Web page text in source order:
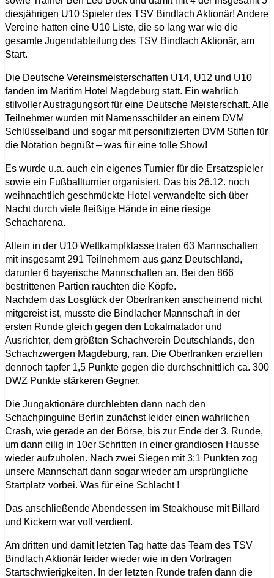
diesjährigen U10 Spieler des TSV Bindlach Aktionär! Andere
Vereine hatten eine U10 Liste, die so lang war wie die
gesamte Jugendabteilung des TSV Bindlach Aktionär, am
Start.
Die Deutsche Vereinsmeisterschaften U14, U12 und U10
fanden im Maritim Hotel Magdeburg statt. Ein wahrlich
stilvoller Austragungsort für eine Deutsche Meisterschaft. Alle
Teilnehmer wurden mit Namensschilder an einem DVM
Schlüsselband und sogar mit personifizierten DVM Stiften für
die Notation begrüßt – was für eine tolle Show!
Es wurde u.a. auch ein eigenes Turnier für die Ersatzspieler
sowie ein Fußballturnier organisiert. Das bis 26.12. noch
weihnachtlich geschmückte Hotel verwandelte sich über
Nacht durch viele fleißige Hände in eine riesige
Schacharena.
Allein in der U10 Wettkampfklasse traten 63 Mannschaften
mit insgesamt 291 Teilnehmern aus ganz Deutschland,
darunter 6 bayerische Mannschaften an. Bei den 866
bestrittenen Partien rauchten die Köpfe.
Nachdem das Losglück der Oberfranken anscheinend nicht
mitgereist ist, musste die Bindlacher Mannschaft in der
ersten Runde gleich gegen den Lokalmatador und
Ausrichter, dem größten Schachverein Deutschlands, den
Schachzwergen Magdeburg, ran. Die Oberfranken erzielten
dennoch tapfer 1,5 Punkte gegen die durchschnittlich ca. 300
DWZ Punkte stärkeren Gegner.
Die Jungaktionäre durchlebten dann nach den
Schachpinguine Berlin zunächst leider einen wahrlichen
Crash, wie gerade an der Börse, bis zur Ende der 3. Runde,
um dann eilig in 10er Schritten in einer grandiosen Hausse
wieder aufzuholen. Nach zwei Siegen mit 3:1 Punkten zog
unsere Mannschaft dann sogar wieder am ursprüngliche
Startplatz vorbei. Was für eine Schlacht !
Das anschließende Abendessen im Steakhouse mit Billard
und Kickern war voll verdient.
Am dritten und damit letzten Tag hatte das Team des TSV
Bindlach Aktionär leider wieder wie in den Vortragen
Startschwierigkeiten. In der letzten Runde trafen dann die